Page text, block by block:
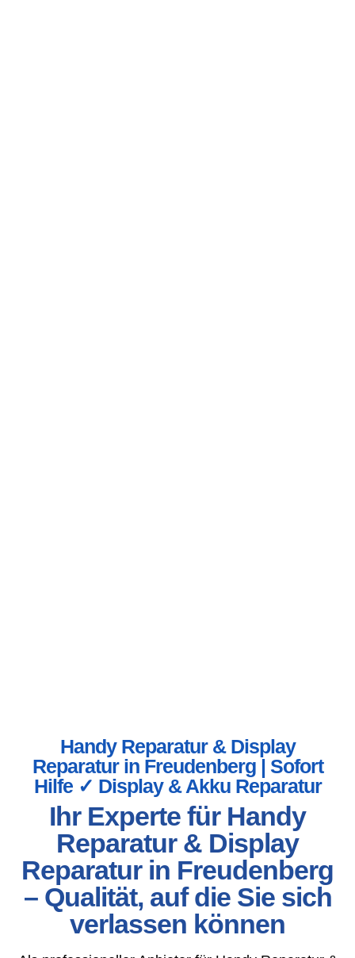
Handy Reparatur & Display
Reparatur in Freudenberg | Sofort
Hilfe ✓ Display & Akku Reparatur
Ihr Experte für Handy
Reparatur & Display
Reparatur in Freudenberg
– Qualität, auf die Sie sich
verlassen können